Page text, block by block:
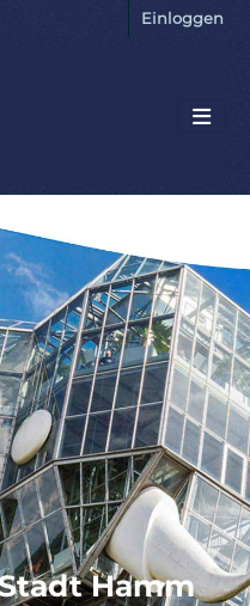
Einloggen
Hamm